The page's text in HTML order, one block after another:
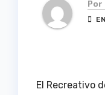
Por
El Recreativo